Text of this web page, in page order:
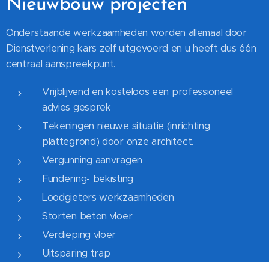
Nieuwbouw projecten
Onderstaande werkzaamheden worden allemaal door
Dienstverlening kars zelf uitgevoerd en u heeft dus één
centraal aanspreekpunt.
Vrijblijvend en kosteloos een professioneel
advies gesprek
Tekeningen nieuwe situatie (inrichting
plattegrond) door onze architect.
Vergunning aanvragen
Fundering- bekisting
Loodgieters werkzaamheden
Storten beton vloer
Verdieping vloer
Uitsparing trap